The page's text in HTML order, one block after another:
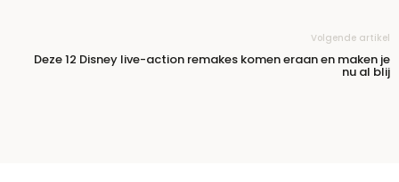
Volgende artikel
Deze 12 Disney live-action remakes komen eraan en maken je
nu al blij